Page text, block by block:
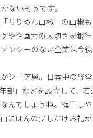
ないそうです。
ちりめん山椒」の山椒も
や企画力の大切さを銀行
ンシーのない企業は今後
シニア層。日本中の経営
部」などを設立して、若
んでしょうね。梅干しや
にほんの少しだけお礼が